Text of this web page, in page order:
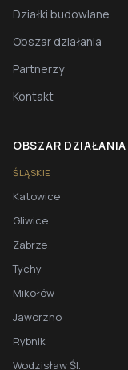
Działki budowlane
Obszar działania
Partnerzy
Kontakt
OBSZAR DZIAŁANIA
ŚLĄSKIE
Katowice
Gliwice
Zabrze
Tychy
Mikołów
Jaworzno
Rybnik
Wodzisław Śl.